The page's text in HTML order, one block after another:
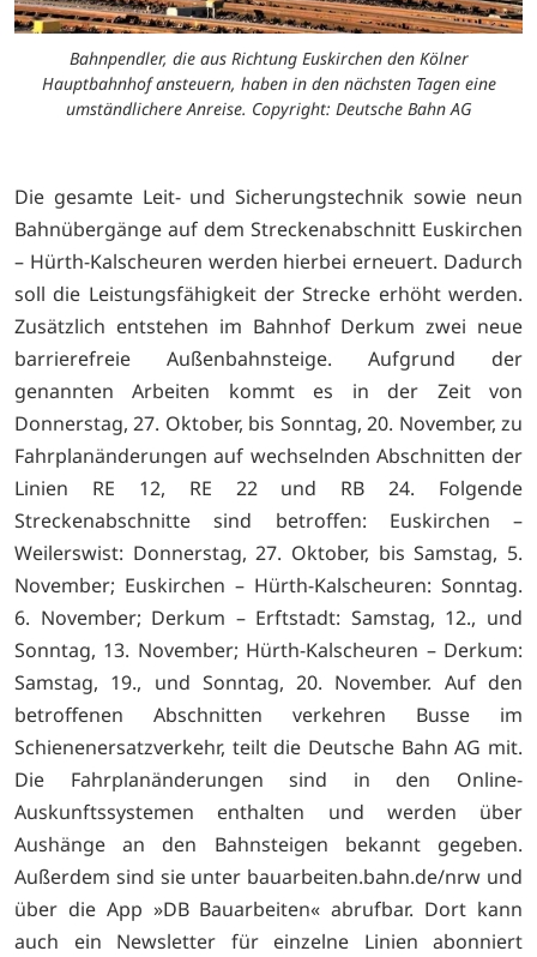
Bahnpendler, die aus Richtung Euskirchen den Kölner
Hauptbahnhof ansteuern, haben in den nächsten Tagen eine
umständlichere Anreise. Copyright: Deutsche Bahn AG
Die gesamte Leit- und Sicherungstechnik sowie neun
Bahnübergänge auf dem Streckenabschnitt Euskirchen
– Hürth-Kalscheuren werden hierbei erneuert. Dadurch
soll die Leistungsfähigkeit der Strecke erhöht werden.
Zusätzlich entstehen im Bahnhof Derkum zwei neue
barrierefreie Außenbahnsteige. Aufgrund der
genannten Arbeiten kommt es in der Zeit von
Donnerstag, 27. Oktober, bis Sonntag, 20. November, zu
Fahrplanänderungen auf wechselnden Abschnitten der
Linien RE 12, RE 22 und RB 24. Folgende
Streckenabschnitte sind betroffen: Euskirchen –
Weilerswist: Donnerstag, 27. Oktober, bis Samstag, 5.
November; Euskirchen – Hürth-Kalscheuren: Sonntag.
6. November; Derkum – Erftstadt: Samstag, 12., und
Sonntag, 13. November; Hürth-Kalscheuren – Derkum:
Samstag, 19., und Sonntag, 20. November. Auf den
betroffenen Abschnitten verkehren Busse im
Schienenersatzverkehr, teilt die Deutsche Bahn AG mit.
Die Fahrplanänderungen sind in den Online-
Auskunftssystemen enthalten und werden über
Aushänge an den Bahnsteigen bekannt gegeben.
Außerdem sind sie unter bauarbeiten.bahn.de/nrw und
über die App »DB Bauarbeiten« abrufbar. Dort kann
auch ein Newsletter für einzelne Linien abonniert